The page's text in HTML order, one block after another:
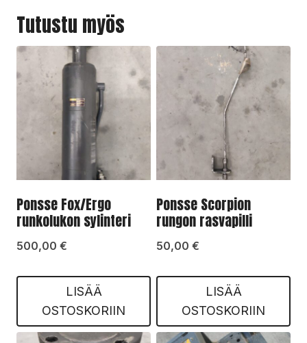
Tutustu myös
Ponsse Fox/Ergo
runkolukon sylinteri
500,00 €
LISÄÄ
OSTOSKORIIN
Ponsse Scorpion
rungon rasvapilli
50,00 €
LISÄÄ
OSTOSKORIIN